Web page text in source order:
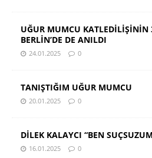
UĞUR MUMCU KATLEDİLİŞİNİN
BERLİN’DE DE ANILDI
24.01.2025 0
TANIŞTIĞIM UĞUR MUMCU
20.01.2025 0
DİLEK KALAYCI “BEN
16.01.2025 0